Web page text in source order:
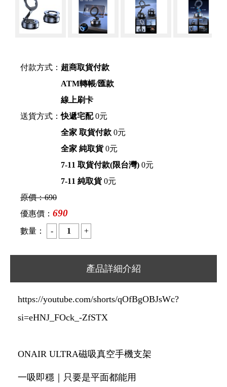
付款方式： 超商取貨付款
ATM轉帳/匯款
線上刷卡
送貨方式：快遞宅配0元
全家 取貨付款 0元
全家 純取貨0元
7-11 取貨付款(限台灣) 0元
7-11 純取貨0元
原價：690
優惠價： 690
數量：
產品詳細介紹
https://youtube.com/shorts/qOfBgOBJsWc?
si=eHNJ_FOck_-ZfSTX
ONAIR ULTRA磁吸真空手機支架
一吸即穩｜只要是平面都能用